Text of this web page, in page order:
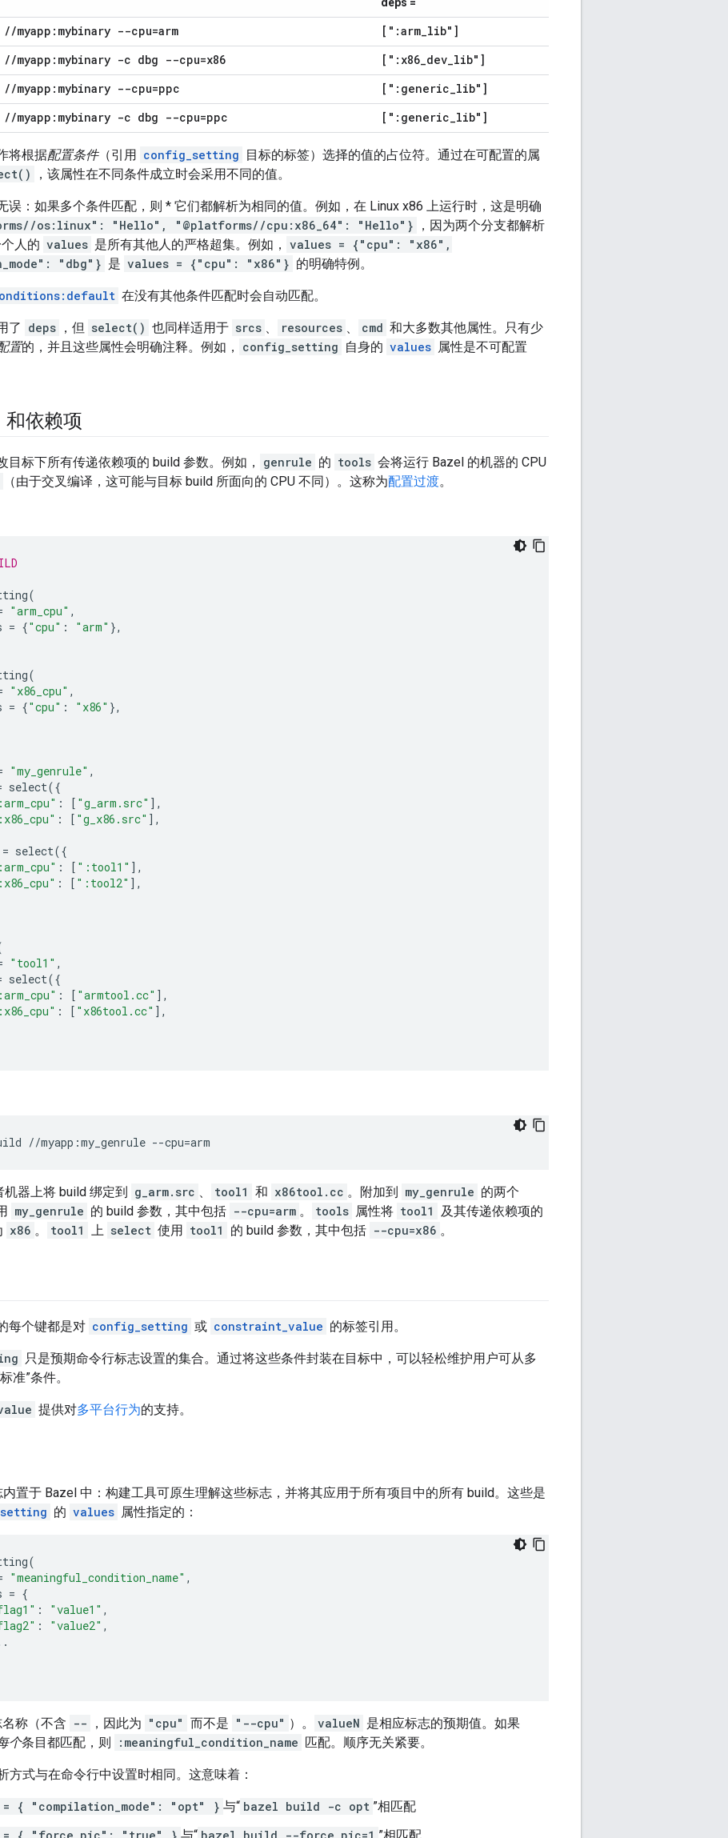
//myapp:mybinary --cpu=arm [":arm_lib"]
//myapp:mybinary -c dbg --cpu=x86 [":x86_dev_lib"]
//myapp:mybinary --cpu=ppc [":generic_lib"]
//myapp:mybinary -c dbg --cpu=ppc [":generic_lib"]
将根据配置条件（引用 config_setting 目标的标签）选择的值的占位符。通过在可配置的属
，该属性在不同条件成立时会采用不同的值。
误：如果多个条件匹配，则 * 它们都解析为相同的值。例如，在 Linux x86 上运行时，这是明确
os:linux": "Hello", "@platforms//cpu:x86_64": "Hello"}
，因为两个分支都解析
人的 values 是所有其他人的严格超集。例如， values = {"cpu": "x86",
"dbg"} 是 values = {"cpu": "x86"} 的明确特例。
在没有其他条件匹配时会自动匹配。
了 deps ，但 select() 也同样适用于 srcs 、 resources 、 cmd 和大多数其他属性。只有少
置的，并且这些属性会明确注释。例如， config_setting 自身的 values 属性是不可配置
和依赖项
目标下所有传递依赖项的 build 参数。例如， genrule 的 tools 会将运行 Bazel 的机器的 CPU
（由于交叉编译，这可能与目标 build 所面向的 CPU 不同）。这称为配置过渡。
(
"arm_cpu" ,
= {"cpu" : "arm" },
(
"x86_cpu" ,
= {"cpu" : "x86" },
"my_genrule" ,
select({
: [ "g_arm.src" ],
: [ "g_x86.src" ],
= select({
: [ ":tool1" ],
: [ ":tool2" ],
"tool1" ,
select({
: [ "armtool.cc" ],
: [ "x86tool.cc" ],
//myapp:my_genrule --cpu=
机器上将 build 绑定到 g_arm.src 、 tool1 和 x86tool.cc 。附加到 my_genrule 的两个
my_genrule 的 build 参数，其中包括 --cpu=arm 。 tools 属性将 tool1
及其传递依赖项的
x86 。 tool1 上 select 使用 tool1 的 build 参数，其中包括 --cpu=x86 。
每个键都是对 config_setting 或 constraint_value 的标签引用。
只是预期命令行标志设置的集合。通过将这些条件封装在目标中，可以轻松维护用户可从多
准”条件。
提供对多平台行为的支持。
置于 Bazel 中：构建工具可原生理解这些标志，并将其应用于所有项目中的所有 build。这些是
的 values 属性指定的：
(
"meaningful_condition_name" ,
= {
: "value1" ,
: "value2" ,
称（不含 -- ，因此为 "cpu" 而不是 "--cpu" ）。 valueN 是相应标志的预期值。如果
个条目都匹配，则 :meaningful_condition_name 匹配。顺序无关紧要。
方式与在命令行中设置时相同。这意味着：
= { "compilation_mode": "opt" } 与“ bazel build -c opt ”相匹配